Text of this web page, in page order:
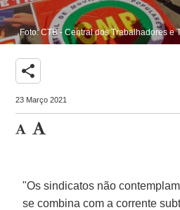
Foto: CTB - Central dos Trabalhadores e
share
23 Março 2021
"Os sindicatos não
se combina com a corrente